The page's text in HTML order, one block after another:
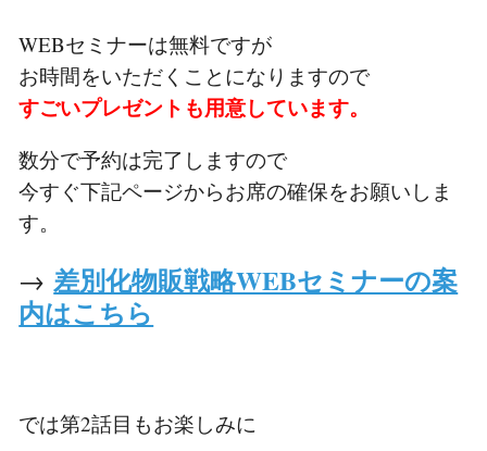
WEBセミナーは無料ですが
お時間をいただくことになりますので
すごいプレゼントも用意しています。
数分で予約は完了しますので
今すぐ下記ページからお席の確保をお願いしま
す。
→ 差別化物販戦略WEBセミナーの案
内はこちら
では第2話目もお楽しみに